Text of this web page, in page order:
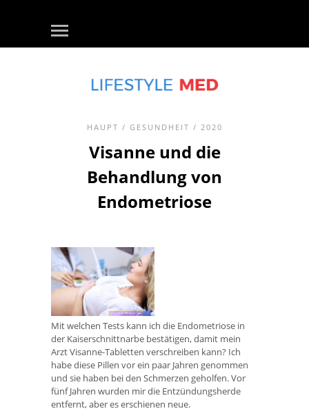
HAUPT / GESUNDHEIT / 2020
Visanne und die
Behandlung von
Endometriose
Mit welchen Tests kann ich die Endometriose in
der Kaiserschnittnarbe bestätigen, damit mein
Arzt Visanne-Tabletten verschreiben kann? Ich
habe diese Pillen vor ein paar Jahren genommen
und sie haben bei den Schmerzen geholfen. Vor
fünf Jahren wurden mir die Entzündungsherde
entfernt, aber es erschienen neue.